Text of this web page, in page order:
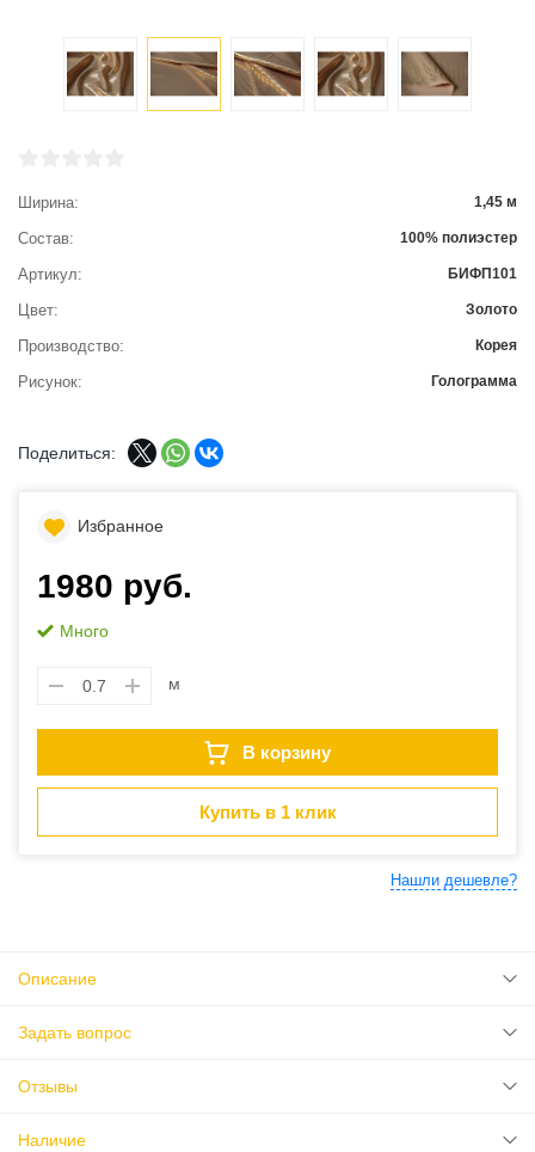
Ширина 1,45 м
Состав 100% полиэстер
Артикул БИФП101
Цвет Золото
Производство Корея
Рисунок Голограмма
Поделиться:
Избранное
1980 руб.
Много
м
В корзину
Купить в 1 клик
Нашли дешевле?
Описание
Задать вопрос
Отзывы
Наличие